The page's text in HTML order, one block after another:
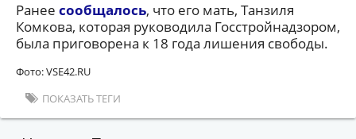
Ранее сообщалось, что его мать, Танзиля
Комкова, которая руководила Госстройнадзором,
была приговорена к 18 года лишения свободы.
Фото: VSE42.RU
ПОКАЗАТЬ ТЕГИ